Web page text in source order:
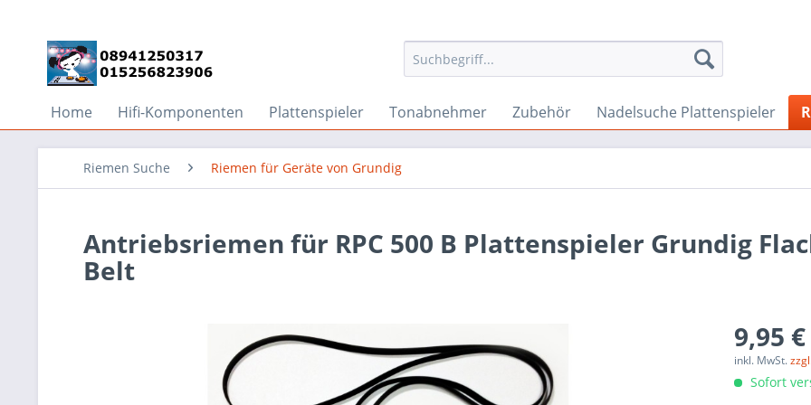
Home Hifi-Komponenten Plattenspieler Tonabnehmer Zubehör Nadelsuche Plattenspieler
Riemen Suche Riemen für Geräte von Grundig
Antriebsriemen für RPC 500 B Plattenspieler Grundig
Belt
9,95
inkl. MwSt.
Sofort